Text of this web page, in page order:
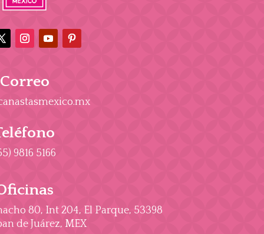
Correo
9816 5166
80, Int 204, El Parque, 53398
de Juárez, MEX